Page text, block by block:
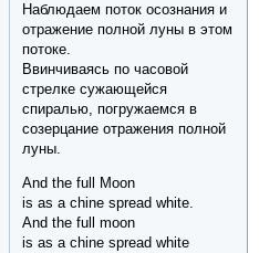
Наблюдаем поток осознания и
отражение полной луны в этом
потоке.
Ввинчиваясь по часовой
стрелке сужающейся
спиралью, погружаемся в
созерцание отражения полной
луны.
And the full Moon
is as a chine spread white.
And the full moon
is as a chine spread white